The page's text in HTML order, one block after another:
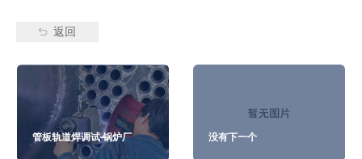
返回
管板轨道焊调试-锅炉厂 没有下一个